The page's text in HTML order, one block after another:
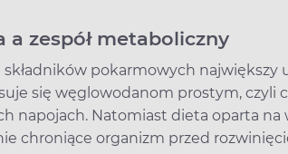
a zespół metaboliczny
składników pokarmowych największy
się węglowodanom prostym, czyli
napojach. Natomiast dieta oparta
chroniące organizm przed